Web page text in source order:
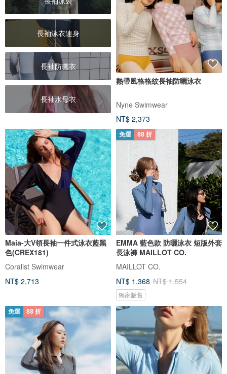
長袖泳衣連身
長袖防曬衣
長袖水母衣
熱帶風格格紋長袖防曬泳衣
Nyne Swimwear
NT$ 2,373
Maia-大V領長袖一件式泳衣藍黑
色(CREX181)
Coralist Swimwear
NT$ 2,713
免運 88 折
EMMA 藍色款 防曬泳衣 短版外套
長泳褲 MAILLOT CO.
MAILLOT CO.
NT$ 1,368 NT$ 1,554
獨家販售
免運 88 折